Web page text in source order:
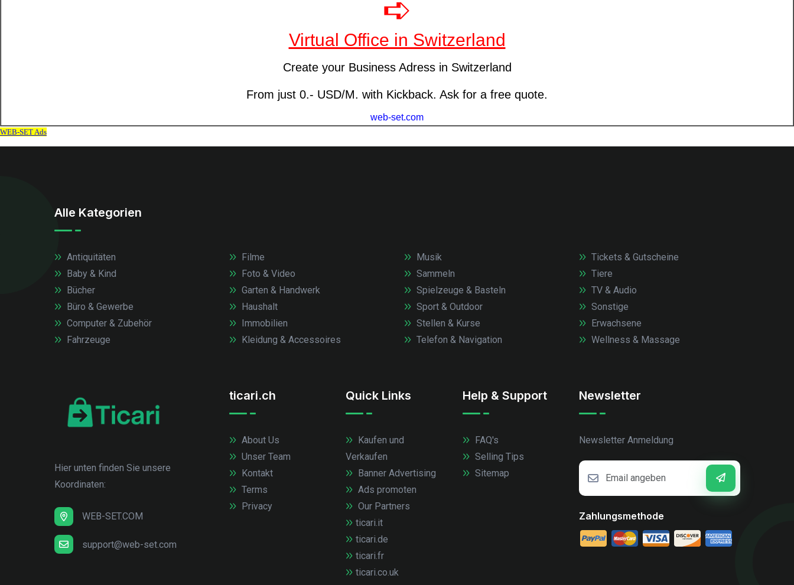
Alle Kategorien
Antiquitäten
Baby & Kind
Bücher
Büro & Gewerbe
Computer & Zubehör
Fahrzeuge
Filme
Foto & Video
Garten & Handwerk
Haushalt
Immobilien
Kleidung & Accessoires
Musik
Sammeln
Spielzeuge & Basteln
Sport & Outdoor
Stellen & Kurse
Telefon & Navigation
Tickets & Gutscheine
Tiere
TV & Audio
Sonstige
Erwachsene
Wellness & Massage
Hier unten finden Sie unsere
Koordinaten:
WEB-SET.COM
support@web-set.com
ticari.ch
About Us
Unser Team
Kontakt
Terms
Privacy
Quick Links
Kaufen und
Verkaufen
Banner Advertising
Ads promoten
Our Partners
ticari.it
ticari.de
ticari.fr
ticari.co.uk
Help & Support
FAQ's
Selling Tips
Sitemap
Newsletter
Newsletter Anmeldung
Zahlungsmethode